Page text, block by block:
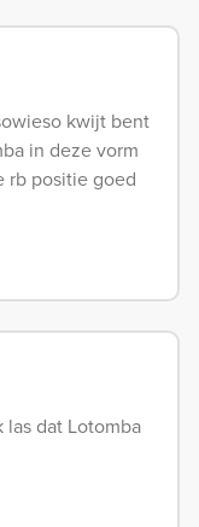
kwijt bent
in deze vorm
rb positie goed
dat Lotomba